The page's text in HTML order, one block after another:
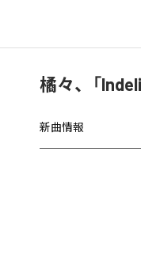
橘々、「
新曲情報